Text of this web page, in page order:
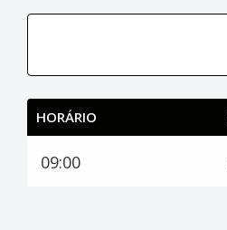
HORÁRIO
09:00